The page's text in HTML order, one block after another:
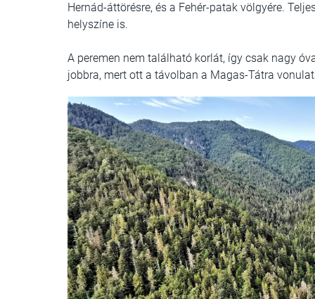
Hernád-áttörésre, és a Fehér-patak völgyére.
helyszíne is.
A peremen nem található korlát, így csak nagy
jobbra, mert ott a távolban a Magas-Tátra